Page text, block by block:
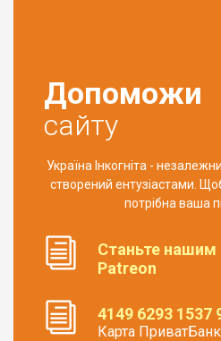
Допоможи
сайту
Україна Інкогніта -
створений ентузіастами.
потрібна ваша
Станьте
Patreon
4149 6293 1537
Карта ПриватБанк